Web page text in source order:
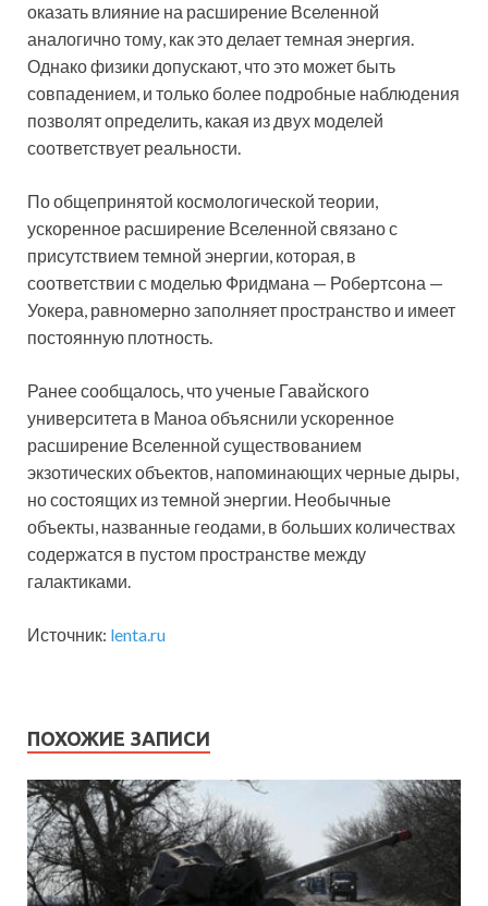
оказать влияние на расширение Вселенной
аналогично тому, как это делает темная энергия.
Однако физики допускают, что это может быть
совпадением, и только более подробные наблюдения
позволят определить, какая из двух моделей
соответствует реальности.
По общепринятой космологической теории,
ускоренное расширение Вселенной связано с
присутствием темной энергии, которая, в
соответствии с моделью Фридмана — Робертсона —
Уокера, равномерно заполняет пространство и имеет
постоянную плотность.
Ранее сообщалось, что ученые Гавайского
университета в Маноа объяснили ускоренное
расширение Вселенной существованием
экзотических объектов, напоминающих черные дыры,
но состоящих из темной энергии. Необычные
объекты, названные геодами, в больших количествах
содержатся в пустом пространстве между
галактиками.
Источник: lenta.ru
ПОХОЖИЕ ЗАПИСИ